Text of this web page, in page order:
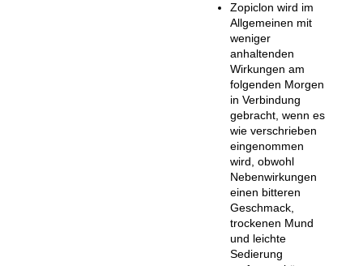
Zopiclon wird im
Allgemeinen mit
weniger
anhaltenden
Wirkungen am
folgenden Morgen
in Verbindung
gebracht, wenn es
wie verschrieben
eingenommen
wird, obwohl
Nebenwirkungen
einen bitteren
Geschmack,
trockenen Mund
und leichte
Sedierung